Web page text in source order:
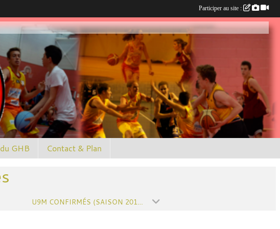
GHB Contact & Plan
U9M CONFIRMÉS (SAISON 2017-2018)
Participer au site :